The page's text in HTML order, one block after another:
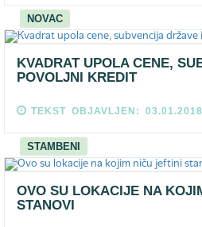
NOVAC
KVADRAT UPOLA CENE,
POVOLJNI KREDIT
TEKST OBJAVLJEN:
STAMBENI
OVO SU LOKACIJE NA
STANOVI